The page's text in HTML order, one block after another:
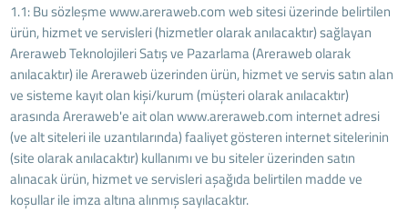
1.1: Bu sözleşme www.areraweb.com web sitesi üzerinde belirtilen
ürün, hizmet ve servisleri (hizmetler olarak anılacaktır) sağlayan
Areraweb Teknolojileri Satış ve Pazarlama (Areraweb olarak
anılacaktır) ile Areraweb üzerinden ürün, hizmet ve servis satın alan
ve sisteme kayıt olan kişi/kurum (müşteri olarak anılacaktır)
arasında Areraweb'e ait olan www.areraweb.com internet adresi
(ve alt siteleri ile uzantılarında) faaliyet gösteren internet sitelerinin
(site olarak anılacaktır) kullanımı ve bu siteler üzerinden satın
alınacak ürün, hizmet ve servisleri aşağıda belirtilen madde ve
koşullar ile imza altına alınmış sayılacaktır.